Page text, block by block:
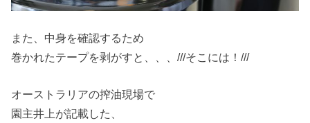
また、中身を確認するため
巻かれたテープを剥がすと、、、///そこには！///
オーストラリアの搾油現場で
園主井上が記載した、